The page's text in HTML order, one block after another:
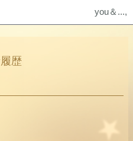
you＆...,
歴